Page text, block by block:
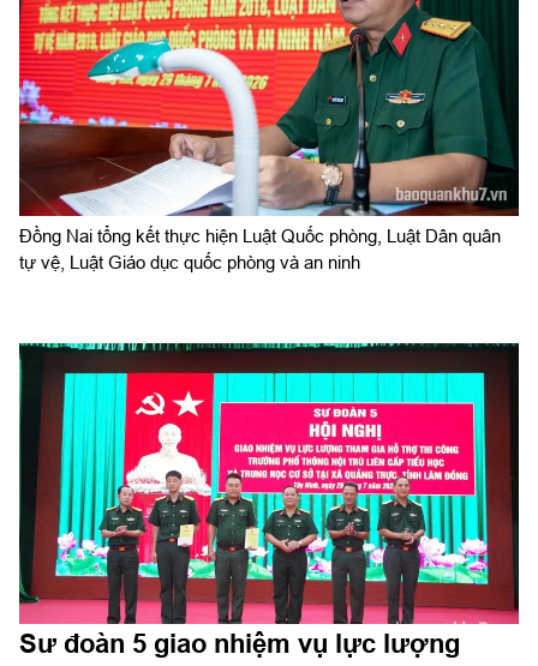
Đồng Nai tổng kết thực hiện Luật Quốc phòng, Luật Dân quân
tự vệ, Luật Giáo dục quốc phòng và an ninh
Sư đoàn 5 giao nhiệm vụ lực lượng